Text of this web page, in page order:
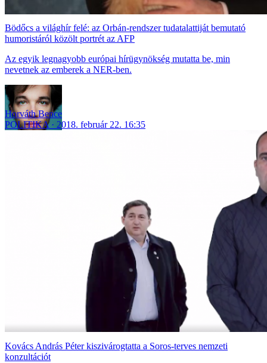
Bödőcs a világhír felé: az Orbán-rendszer tudatalattiját bemutató
humoristáról közölt portrét az AFP
Az egyik legnagyobb európai hírügynökség mutatta be, min
nevetnek az emberek a NER-ben.
Horváth Bence
POLITIKA
2018. február 22. 16:35
Kovács András Péter kiszivárogtatta a Soros-terves nemzeti
konzultációt